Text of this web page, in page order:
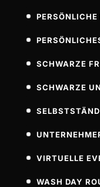
SCHWARZE
SCHWARZE
VIRTUELLE
WASH DAY